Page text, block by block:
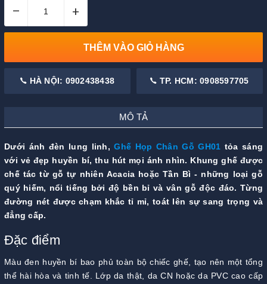
– +
THÊM VÀO GIỎ HÀNG
HÀ NỘI: 0902438438 TP. HCM: 0908597705
MÔ TẢ
Dưới ánh đèn lung linh,Ghế Họp Chân Gỗ GH01 tỏa sáng
với vẻ đẹp huyền bí, thu hút mọi ánh nhìn. Khung ghế được
chế tác từ gỗ tự nhiên Acacia hoặc Tần Bì - những loại gỗ
quý hiếm, nổi tiếng bởi độ bền bỉ và vân gỗ độc đáo. Từng
đường nét được chạm khắc tỉ mỉ, toát lên sự sang trọng và
đẳng cấp.
Đặc điểm
Màu đen huyền bí bao phủ toàn bộ chiếc ghế, tạo nên một tổng
thể hài hòa và tinh tế. Lớp da thật, da CN hoặc da PVC cao cấp